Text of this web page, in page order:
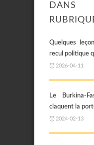
Quelques
recul politique
2026-04-11
Le Burkina-
claquent la
2024-02-13